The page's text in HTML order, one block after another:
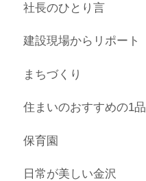
社長のひとり言
建設現場からリポート
まちづくり
住まいのおすすめの1品
保育園
日常が美しい金沢